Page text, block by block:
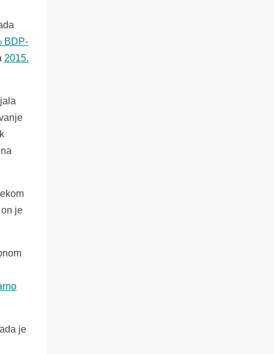
BDP-
2015.
je
je